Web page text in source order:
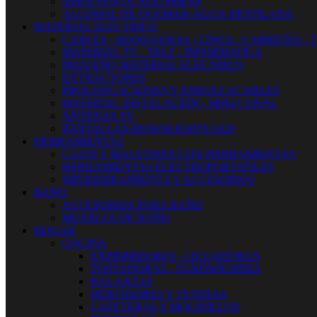
ALCOHOL DE QUEMAR-AGUA DESTILADA
MATERIAL ELECTRICO
CABLES - MANGUERAS - LINEA - CARRETES -
MATERIAL TV - TELF - INFORMATICA
PEQUEÑO MATERIAL ELECTRICO
EXTRACTORES
PROLONGACIONES Y ENROLLACABLES
MATERIAL INSTALACIÓN - MINI CANAL
ANTENAS TV
PANTALLAS-DOWNLIGHTS LED
HERRAMIENTAS
CAJAS Y MALETINES CON HERRAMIENTAS
HERRAMIENTAS ELECTROPORTATILES
MINIHERRAMIENTA Y ACCESORIOS
BAÑO
ACCESORIOS PARA BAÑO
MUEBLES DE BAÑO
HOGAR
COCINA
EXPRIMIDORES - LICUADORAS
TOSTADORAS - SANDWICHERA
BALANZAS
HERVIDORES Y TETERAS
CAFETERAS Y MOLINILLOS